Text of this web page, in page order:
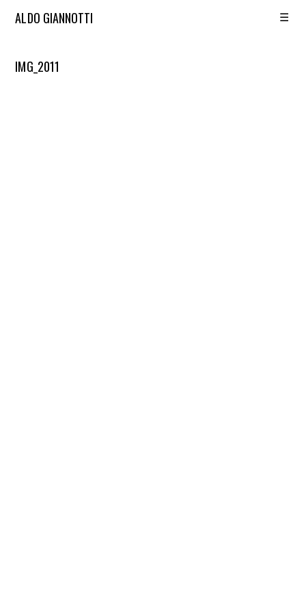
ALDO GIANNOTTI ☰
IMG_2011